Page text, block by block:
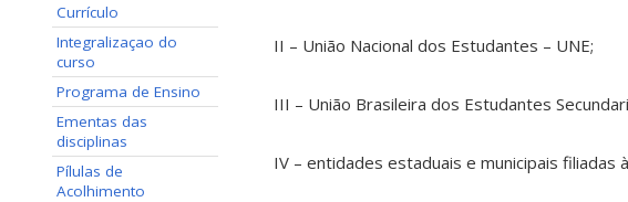
Currículo
Integralizaçao do
curso
Programa de Ensino
Ementas das
disciplinas
Pílulas de
Acolhimento
II – União Nacional dos Estudantes – UNE;
III – União Brasileira dos Estudantes
IV – entidades estaduais e municipais